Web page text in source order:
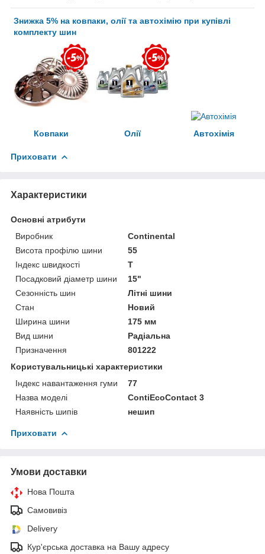
Знижка 5% на ковпаки, олії та автохімію при купівлі
комплекту шин
Ковпаки Олії Автохімія
Приховати
Характеристики
Основні атрибути
Виробник
Continental
Висота профілю шини
55
Індекс швидкості
T
Посадковий діаметр шини
15"
Сезонність шин
Літні шини
Стан
Новий
Ширина шини
175 мм
Вид шини
Радіальна
Призначення
801222
Користувальницькі характеристики
Індекс навантаження гуми
77
Назва моделі
ContiEcoContact 3
Наявність шипів
нешип
Приховати
Умови доставки
Нова Пошта
Самовивіз
Delivery
Кур'єрська доставка на Вашу адресу